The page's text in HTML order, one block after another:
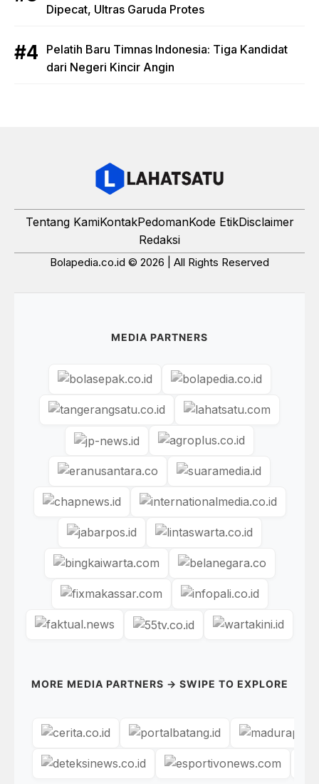
Dipecat, Ultras Garuda Protes
Pelatih Baru Timnas Indonesia: Tiga Kandidat
dari Negeri Kincir Angin
Tentang KamiKontakPedomanKode EtikDisclaimer
Redaksi
Bolapedia.co.id © 2026 | All Rights Reserved
MEDIA PARTNERS
MORE MEDIA PARTNERS → SWIPE TO EXPLORE